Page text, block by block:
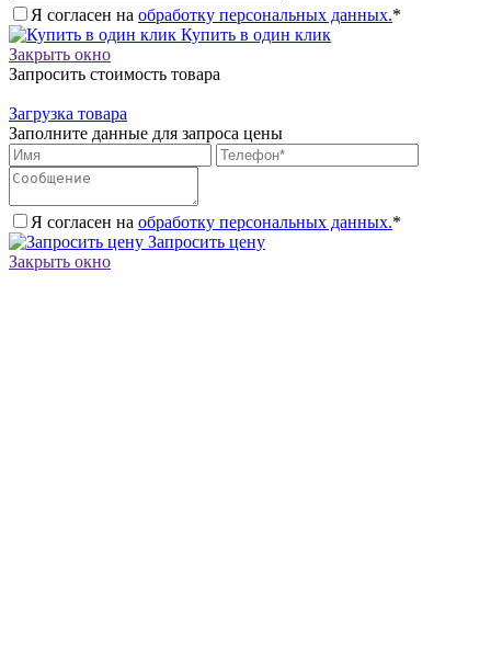
Я согласен на обработку персональных данных.*
Купить в один клик
Закрыть окно
Запросить стоимость товара
Загрузка товара
Заполните данные для запроса цены
Я согласен на обработку персональных данных.*
Запросить цену
Закрыть окно